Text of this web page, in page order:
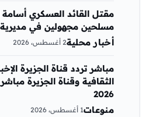
مقتل القائد العسكري أسامة
مسلحين مجهولين في مديرية
أخبار محلية2 أغسطس، 2026
مباشر تردد قناة الجزيرة
الثقافية وقناة الجزيرة
2026
منوعات1 أغسطس، 2026